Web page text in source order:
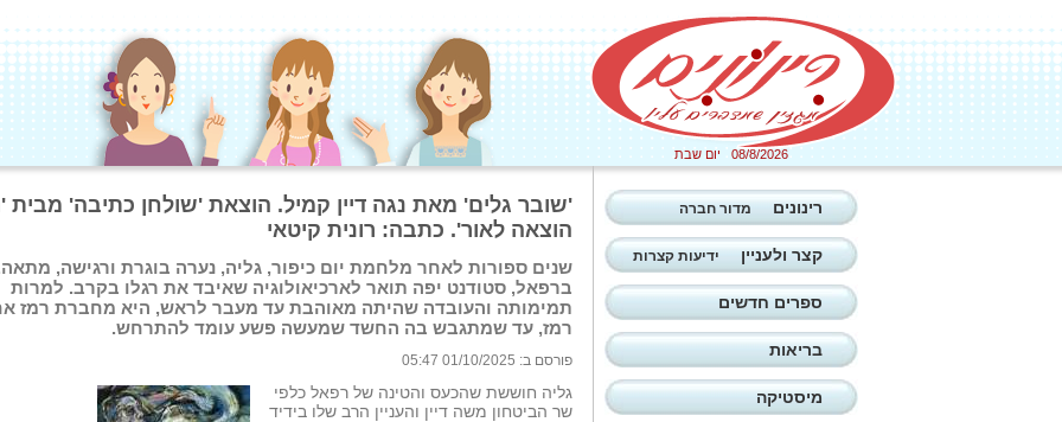
08/8/2026 יום שבת
'שובר גלים' מאת נגה דיין קמיל. הוצאת 'שולחן כתיבה' מבית
הוצאה לאור'. כתבה: רונית קיטאי
שנים ספורות לאחר מלחמת יום כיפור, גליה, נערה בוגרת ורגישה,
ברפאל, סטודנט יפה תואר לארכיאולוגיה שאיבד את רגלו בקרב. למרות
תמימותה והעובדה שהיתה מאוהבת עד מעבר לראש, היא מחברת רמז
רמז, עד שמתגבש בה החשד שמעשה פשע עומד להתרחש.
פורסם ב: 01/10/2025 05:47
גליה חוששת שהכעס והטינה של רפאל כלפי
שר הביטחון משה דיין והעניין הרב שלו בידיד
רינונים מדור חברה
קצר ולעניין ידיעות קצרות
ספרים חדשים
בריאות
מיסטיקה